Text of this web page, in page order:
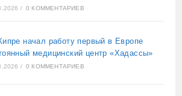
/ 0 КОММЕНТАРИЕВ
начал работу первый в Европе
медицинский центр «Хадассы»
/ 0 КОММЕНТАРИЕВ